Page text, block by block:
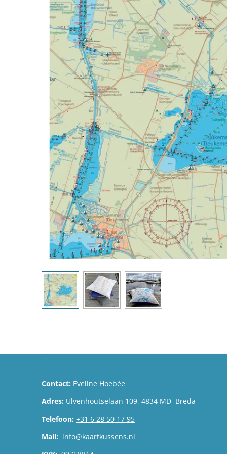
Contact: Eveline Hoebée
Adres: Ulvenhoutselaan 109, 4834 MD Breda
Telefoon: +31 6 28 50 17 95
Mail: info@kaartkussens.nl